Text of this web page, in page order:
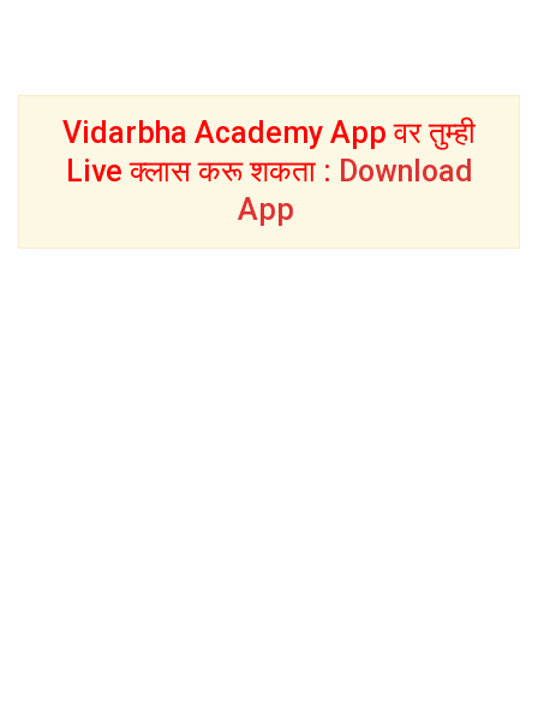
Vidarbha Academy App वर तुम्ही
Live क्लास करू शकता : Download
App